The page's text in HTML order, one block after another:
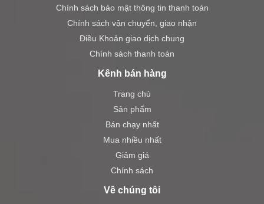
Chính sách bảo mật thông tin thanh toán
Chính sách vận chuyển, giao nhận
Điều Khoản giao dịch chung
Chính sách thanh toán
Kênh bán hàng
Trang chủ
Sản phẩm
Bán chạy nhất
Mua nhiều nhất
Giảm giá
Chính sách
Về chúng tôi